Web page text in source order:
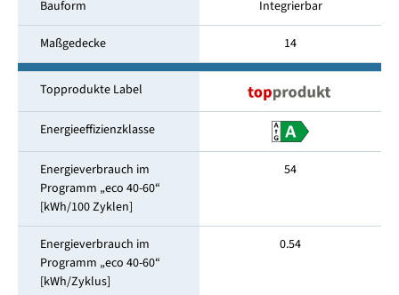
Bauform Integrierbar
Maßgedecke 14
Topprodukte Label
Energieeffizienzklasse
Energieverbrauch im
Programm „eco 40-60“
[kWh/100 Zyklen]
54
Energieverbrauch im
Programm „eco 40-60“
[kWh/Zyklus]
0.54